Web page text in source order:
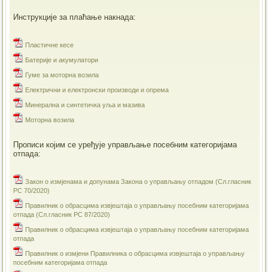
Инструкције за плаћање накнада:
Пластичне кесе
Батерије и акумулатори
Гуме за моторна возила
Електрични и електронски производи и опрема
Минерална и синтетичка уља и мазива
Моторна возила
Прописи којим се уређује управљање посебним категоријама
отпада:
Закон о измјенама и допунама Закона о управљању отпадом (Сл.гласник
РС 70/2020)
Правилник о обрасцима извјештаја о управљању посебним категоријама
отпада (Сл.гласник РС 87/2020)
Правилник о обрасцима извјештаја о управљању посебним категоријама
отпада
Правилник о измјени Правилника о обрасцима извјештаја о управљању
посебним категоријама отпада